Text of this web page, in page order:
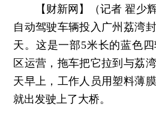
【财新网】（记者 翟少辉
自动驾驶车辆投入广州荔湾
天。这是一部5米长的蓝色
区运营，拖车把它拉到与荔
天早上，工作人员用塑料薄
就出发驶上了大桥。